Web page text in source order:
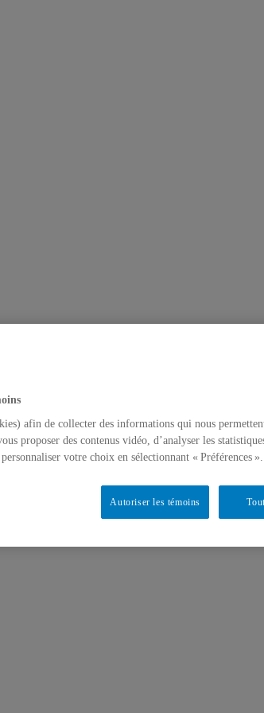
afin de collecter des informations qui nous
proposer des contenus vidéo, d’analyser les
votre choix en sélectionnant « Préférences ».
Autoriser les témoins